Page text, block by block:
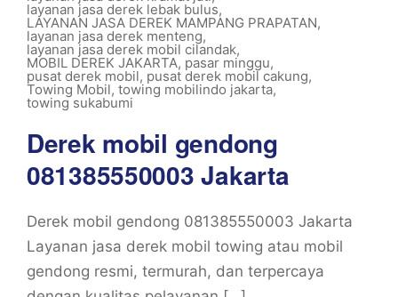
layanan jasa derek lebak bulus,
LAYANAN JASA DEREK MAMPANG PRAPATAN,
layanan jasa derek menteng,
layanan jasa derek mobil cilandak,
MOBIL DEREK JAKARTA, pasar minggu,
pusat derek mobil, pusat derek mobil cakung,
Towing Mobil, towing mobilindo jakarta,
towing sukabumi
Derek mobil gendong
081385550003 Jakarta
Derek mobil gendong 081385550003 Jakarta
Layanan jasa derek mobil towing atau mobil
gendong resmi, termurah, dan terpercaya